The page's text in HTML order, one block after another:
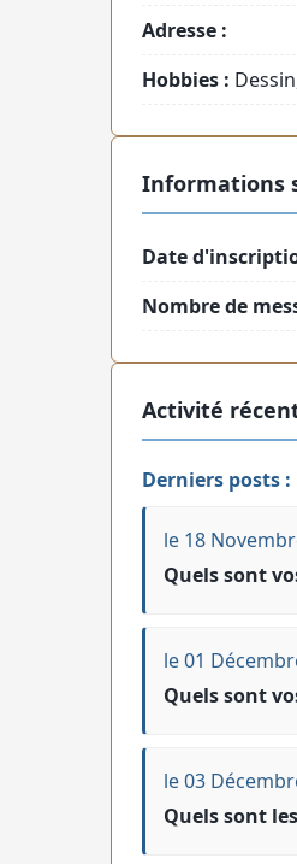
Adresse :
Hobbies :
Informations
Date
Nombre de
Activité
Derniers posts :
le 18
Quels sont
le 01
Quels sont
le 03
Quels sont